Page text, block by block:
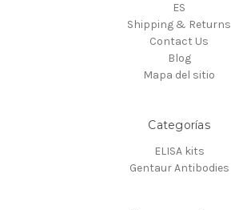
ES
Shipping & Returns
Contact Us
Blog
Mapa del sitio
Categorías
ELISA kits
Gentaur Antibodies